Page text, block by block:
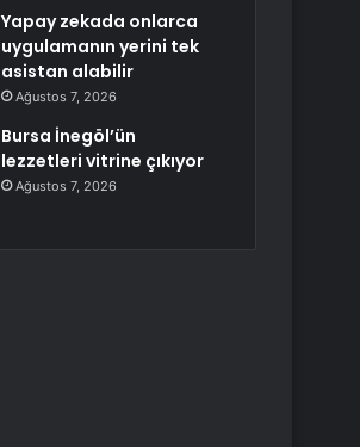
Yapay zekada onlarca
uygulamanın yerini tek
asistan alabilir
Ağustos 7, 2026
Bursa İnegöl’ün
lezzetleri vitrine çıkıyor
Ağustos 7, 2026